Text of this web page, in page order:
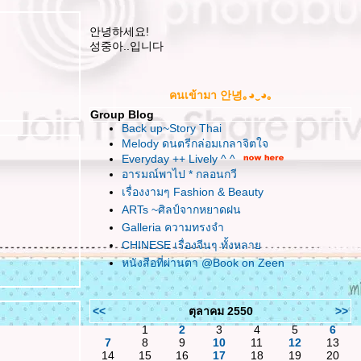
안녕하세요!
성중아..입니다
คนเข้ามา 안녕｡◕‿◕｡
Group Blog
Back up~Story Thai
Melody ดนตรีกล่อมเกลาจิตใจ
Everyday ++ Lively ^ ^
อารมณ์พาไป * กลอนกวี
เรื่องงามๆ Fashion & Beauty
ARTs ~ศิลป์จากหยาดฝน
Galleria ความทรงจำ
CHINESE เรื่องจีนๆ ทั้งหลา
หนังสือที่ผ่านตา @Book on Zeen
<< ตุลาคม 2550
>>
1
2 3 4 5
6
7
8 9 10 11 12
13
14
15 16 17 18 19 20